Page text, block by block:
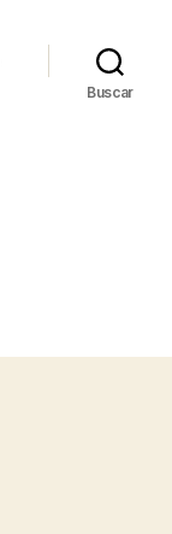
Buscar